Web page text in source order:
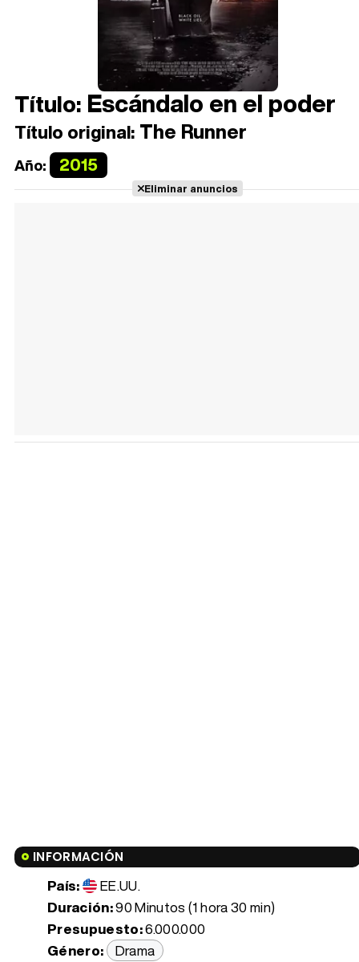
Título: Escándalo en el poder
Título original: The Runner
Año: 2015
Eliminar anuncios
INFORMACIÓN
País:
EE.UU.
Duración:90 Minutos (1 hora 30 min)
Presupuesto:6.000.000
Género: Drama